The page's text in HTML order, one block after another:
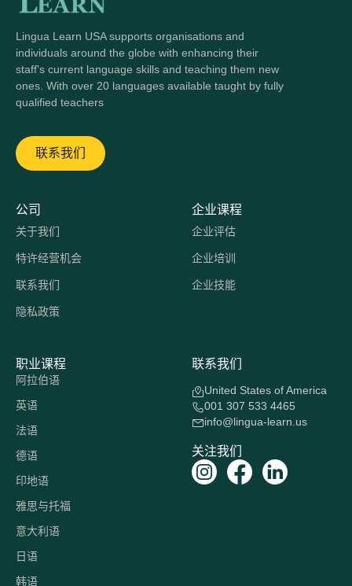
Lingua Learn USA supports organisations and
individuals around the globe with enhancing their
staff's current language skills and teaching them new
ones. With over 20 languages available taught by fully
qualified teachers
联系我们
公司
关于我们
特许经营机会
联系我们
隐私政策
企业课程
企业评估
企业培训
企业技能
职业课程
阿拉伯语
英语
法语
德语
印地语
雅思与托福
意大利语
日语
韩语
联系我们
United States of America
001 307 533 4465
info@lingua-learn.us
关注我们